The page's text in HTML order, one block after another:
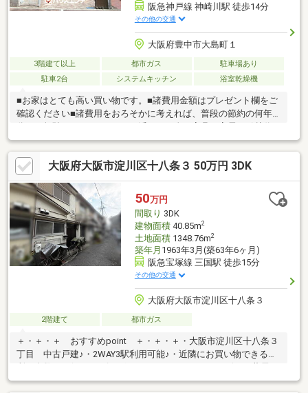
阪急神戸線 神崎川駅 徒歩14分
その他の交通
大阪府豊中市大島町１
3階建て以上 都市ガス
駐車場あり
駐車2台
システムキッチン 浴室乾燥機
■お家はとても高い買い物です。■諸費用金額はプレゼント欄をご
確認ください■諸費用をおろそかに考えれば、普段の節約の何年
などにお使いください！■諸費用明細書はご内覧時に持参致しま
すので何でもご質問ください。■ハウスエンテはお客様の味方で
相談相手です。【おすすめポイント】①土地１０１．２８㎡・建
物１１６．４６㎡：ゆとりのある戸建て住宅です！②４月開校の
小中一貫校庄内よつば学園③阪急神戸線「神崎川」駅まで徒歩１
３分④フルリフォーム物件⑤前面道路は公道15ｍ⑥平成１３年
８月築⑦鉄骨造3階建
大阪府大阪市淀川区十八条３ 50万円 3DK
50万円
間取り 3DK
建物面積40.85m2
土地面積1348.76m2
築年月 1963年3月(築63年6ヶ月)
阪急宝塚線 三国駅 徒歩15分
その他の交通
大阪府大阪市淀川区十八条３
2階建て 都市ガス
＋・＋・＋ おすすめpoint ＋・＋・＋・大阪市淀川区十八条３
丁目 中古戸建♪・2WAY3駅利用可能♪・近隣にお買い物できる場
ど)、毎日の住生活に便利♪・乗り換えなし3駅にて阪急宝塚本線